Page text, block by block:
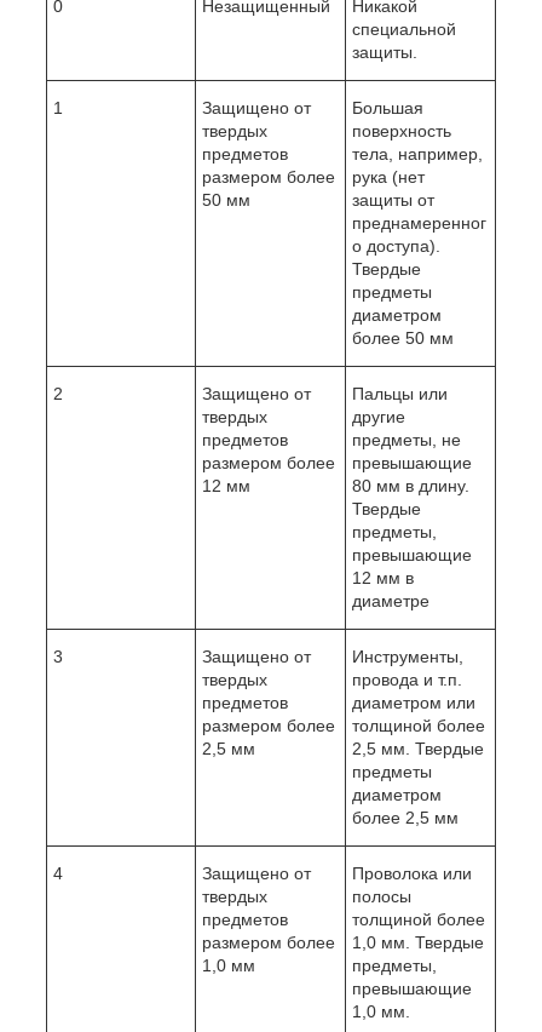
0 Незащищенный
Никакой
специальной
защиты.
1
Защищено от
твердых
предметов
размером более
50 мм
Большая
поверхность
тела, например,
рука (нет
защиты от
преднамеренног
о доступа).
Твердые
предметы
диаметром
более 50 мм
2
Защищено от
твердых
предметов
размером более
12 мм
Пальцы или
другие
предметы, не
превышающие
80 мм в длину.
Твердые
предметы,
превышающие
12 мм в
диаметре
3
Защищено от
твердых
предметов
размером более
2,5 мм
Инструменты,
провода и т.п.
диаметром или
толщиной более
2,5 мм. Твердые
предметы
диаметром
более 2,5 мм
4
Защищено от
твердых
предметов
размером более
1,0 мм
Проволока или
полосы
толщиной более
1,0 мм. Твердые
предметы,
превышающие
1,0 мм.